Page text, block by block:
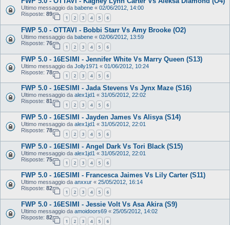
Ultimo messaggio da babene « 02/06/2012, 14:00
Risposte: 89
1 2 3 4 5 6
FWP 5.0 - OTTAVI - Bobbi Starr Vs Amy Brooke (O2)
Ultimo messaggio da babene « 02/06/2012, 13:59
Risposte: 76
1 2 3 4 5 6
FWP 5.0 - 16ESIMI - Jennifer White Vs Marry Queen (S13)
Ultimo messaggio da Jolly1971 « 01/06/2012, 10:24
Risposte: 78
1 2 3 4 5 6
FWP 5.0 - 16ESIMI - Jada Stevens Vs Jynx Maze (S16)
Ultimo messaggio da alex1jd1 « 31/05/2012, 22:02
Risposte: 81
1 2 3 4 5 6
FWP 5.0 - 16ESIMI - Jayden James Vs Alisya (S14)
Ultimo messaggio da alex1jd1 « 31/05/2012, 22:01
Risposte: 78
1 2 3 4 5 6
FWP 5.0 - 16ESIMI - Angel Dark Vs Tori Black (S15)
Ultimo messaggio da alex1jd1 « 31/05/2012, 22:01
Risposte: 75
1 2 3 4 5 6
FWP 5.0 - 16ESIMI - Francesca Jaimes Vs Lily Carter (S11)
Ultimo messaggio da anxxur « 25/05/2012, 16:14
Risposte: 82
1 2 3 4 5 6
FWP 5.0 - 16ESIMI - Jessie Volt Vs Asa Akira (S9)
Ultimo messaggio da amoidoors69 « 25/05/2012, 14:02
Risposte: 82
1 2 3 4 5 6